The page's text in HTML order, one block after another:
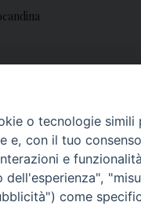
libro di
della
o tecnologie simili
e, con il tuo
e
dell'esperienza",
come